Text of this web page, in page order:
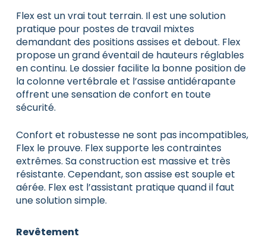
Flex est un vrai tout terrain. Il est une solution
pratique pour postes de travail mixtes
demandant des positions assises et debout. Flex
propose un grand éventail de hauteurs réglables
en continu. Le dossier facilite la bonne position de
la colonne vertébrale et l’assise antidérapante
offrent une sensation de confort en toute
sécurité.
Confort et robustesse ne sont pas incompatibles,
Flex le prouve. Flex supporte les contraintes
extrêmes. Sa construction est massive et très
résistante. Cependant, son assise est souple et
aérée. Flex est l’assistant pratique quand il faut
une solution simple.
Revêtement